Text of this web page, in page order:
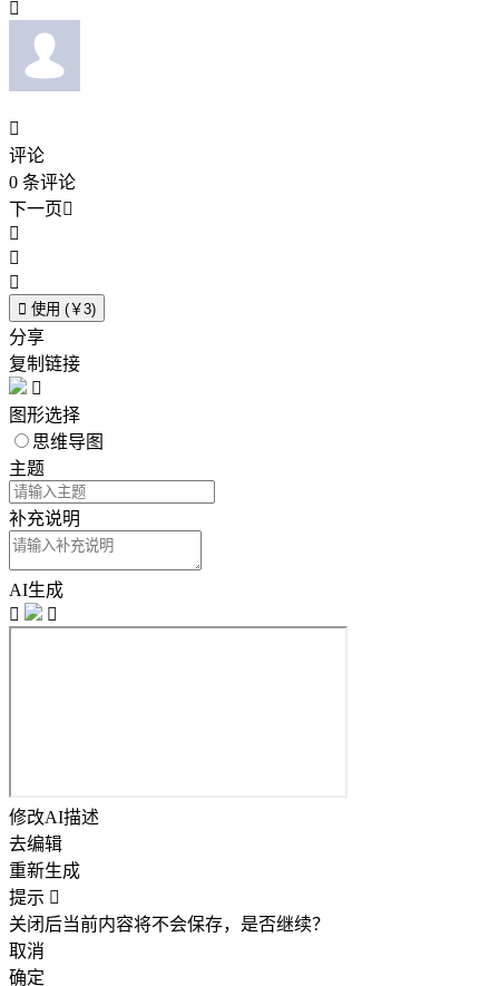


评论
0 条评论
下一页



 使用 (￥3)
分享
复制链接

图形选择
思维导图
主题
补充说明
AI生成


修改AI描述
去编辑
重新生成
提示 
关闭后当前内容将不会保存，是否继续？
取消
确定